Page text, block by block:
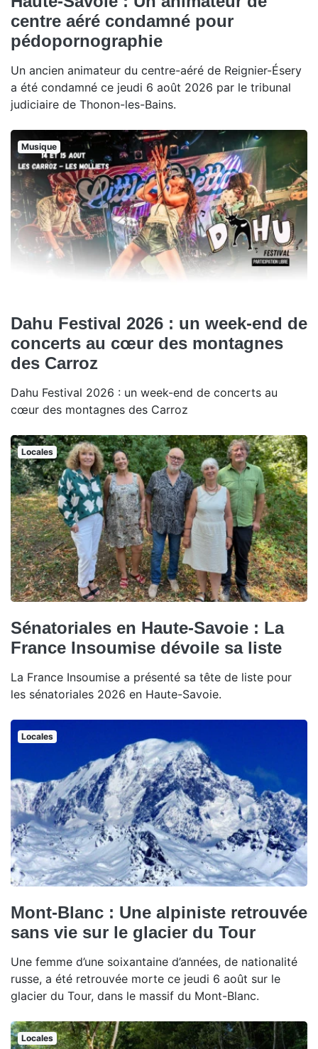
centre aéré condamné pour
pédopornographie
Un ancien animateur du centre-aéré de Reignier-Ésery
a été condamné ce jeudi 6 août 2026 par le tribunal
judiciaire de Thonon-les-Bains.
Musique
Dahu Festival 2026 : un week-end de
concerts au cœur des montagnes
des Carroz
Dahu Festival 2026 : un week-end de concerts au
cœur des montagnes des Carroz
Locales
Sénatoriales en Haute-Savoie : La
France Insoumise dévoile sa liste
La France Insoumise a présenté sa tête de liste pour
les sénatoriales 2026 en Haute-Savoie.
Locales
Mont-Blanc : Une alpiniste retrouvée
sans vie sur le glacier du Tour
Une femme d’une soixantaine d’années, de nationalité
russe, a été retrouvée morte ce jeudi 6 août sur le
glacier du Tour, dans le massif du Mont-Blanc.
Locales